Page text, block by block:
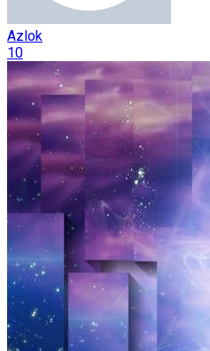
Azlok
10